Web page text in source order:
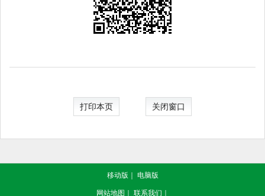
打印本页 关闭窗口
移动版 ｜ 电脑版
网站地图 ｜ 联系我们 ｜